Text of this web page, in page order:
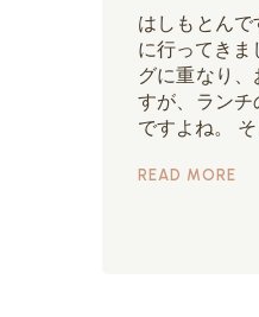
はしもとん
に行ってきま
グに重なり
すが、ラン
ですよね。
READ MORE